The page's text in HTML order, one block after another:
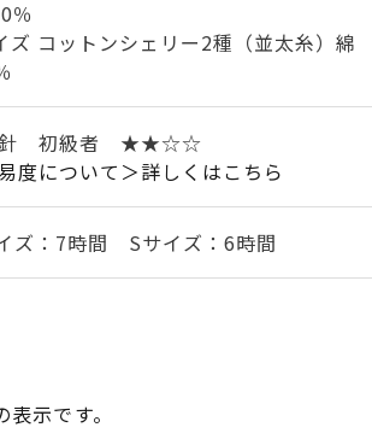
％
ズ コットンシェリー2種（並太糸）綿
針 初級者 ★★☆☆
度について＞詳しくはこちら
ズ：7時間 Sサイズ：6時間
示です。